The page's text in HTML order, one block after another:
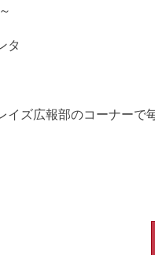
タ
ズ広報部のコーナーで